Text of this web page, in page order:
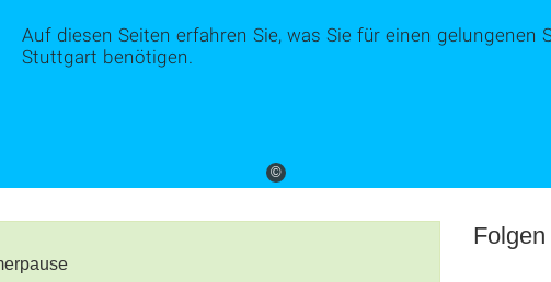
©
Auf diesen Seiten erfahren Sie, was Sie für einen gelungenen
Stuttgart benötigen.